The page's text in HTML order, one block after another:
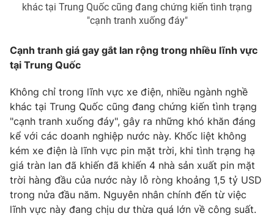
® Cấm sao chép dưới mọi hình thức nếu không có sự chấp
thuận bằng văn bản. Ghi rõ nguồn VTV.vn khi phát hành lại
khác tại Trung Quốc cũng đang chứng kiến tình trạng
"cạnh tranh xuống đáy"
Cạnh tranh giá gay gắt lan rộng trong nhiều lĩnh vực
tại Trung Quốc
Không chỉ trong lĩnh vực xe điện, nhiều ngành nghề
khác tại Trung Quốc cũng đang chứng kiến tình trạng
"cạnh tranh xuống đáy", gây ra những khó khăn đáng
kể với các doanh nghiệp nước này. Khốc liệt không
kém xe điện là lĩnh vực pin mặt trời, khi tình trạng hạ
giá tràn lan đã khiến đã khiến 4 nhà sản xuất pin mặt
trời hàng đầu của nước này lỗ ròng khoảng 1,5 tỷ USD
trong nửa đầu năm. Nguyên nhân chính đến từ việc
lĩnh vực này đang chịu dư thừa quá lớn về công suất.